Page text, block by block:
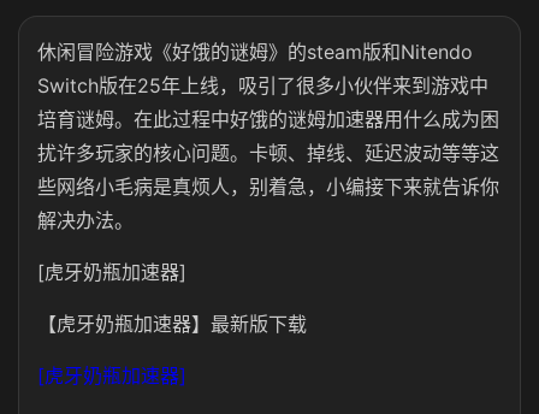
休闲冒险游戏《好饿的谜姆》的steam版和Nitendo
Switch版在25年上线，吸引了很多小伙伴来到游戏中
培育谜姆。在此过程中好饿的谜姆加速器用什么成为困
扰许多玩家的核心问题。卡顿、掉线、延迟波动等等这
些网络小毛病是真烦人，别着急，小编接下来就告诉你
解决办法。
[虎牙奶瓶加速器]
【虎牙奶瓶加速器】最新版下载
[虎牙奶瓶加速器]